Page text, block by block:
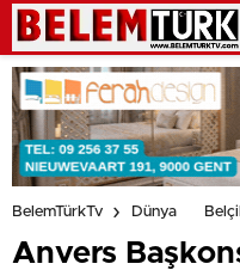
BelemTürkTv Dünya
Anvers